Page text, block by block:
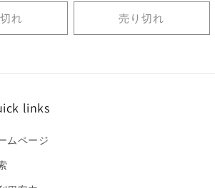
れ
格
売り切れ
links
ムページ